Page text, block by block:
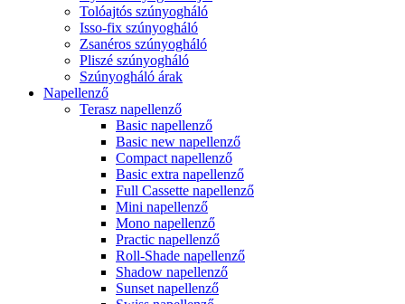
Tolóajtós szúnyogháló
Isso-fix szúnyogháló
Zsanéros szúnyogháló
Pliszé szúnyogháló
Szúnyogháló árak
Napellenző
Terasz napellenző
Basic napellenző
Basic new napellenző
Compact napellenző
Basic extra napellenző
Full Cassette napellenző
Mini napellenző
Mono napellenző
Practic napellenző
Roll-Shade napellenző
Shadow napellenző
Sunset napellenző